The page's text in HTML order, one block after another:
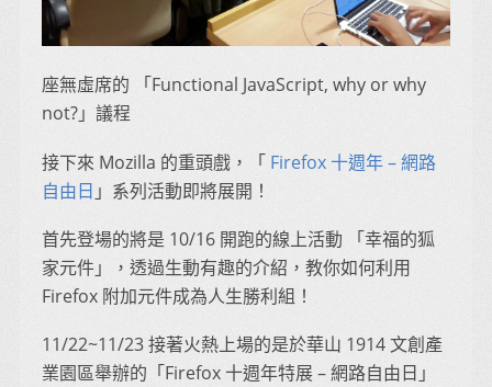
座無虛席的 「Functional JavaScript, why or why
not?」議程
接下來 Mozilla 的重頭戲，「 Firefox 十週年 – 網路
自由日 」系列活動即將展開！
首先登場的將是 10/16 開跑的線上活動 「幸福的狐
家元件」，透過生動有趣的介紹，教你如何利用
Firefox 附加元件成為人生勝利組！
11/22~11/23 接著火熱上場的是於華山 1914 文創產
業園區舉辦的「Firefox 十週年特展 – 網路自由日」